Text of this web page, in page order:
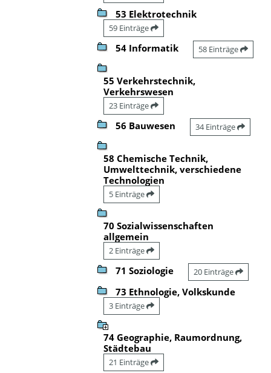
53 Elektrotechnik
59 Einträge
54 Informatik 58 Einträge
55 Verkehrstechnik,
Verkehrswesen
23 Einträge
56 Bauwesen 34 Einträge
58 Chemische Technik,
Umwelttechnik, verschiedene
Technologien
5 Einträge
70 Sozialwissenschaften
allgemein
2 Einträge
71 Soziologie 20 Einträge
73 Ethnologie, Volkskunde
3 Einträge
74 Geographie, Raumordnung,
Städtebau
21 Einträge